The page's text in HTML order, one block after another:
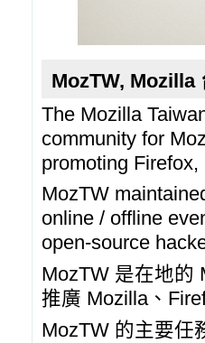
MozTW, Mozilla
The Mozilla
community for
promoting
MozTW
online / offline
open-source
MozTW 是在地的
推廣 Mozilla、
MozTW 的主要任